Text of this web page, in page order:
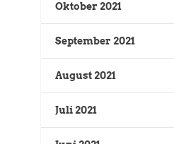
Oktober 2021
September 2021
August 2021
Juli 2021